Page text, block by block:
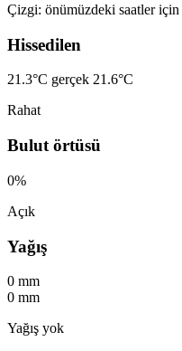
Çizgi: önümüzdeki saatler için
Hissedilen
21.3°C gerçek 21.6°C
Rahat
Bulut örtüsü
0%
Açık
Yağış
0 mm
0 mm
Yağış yok